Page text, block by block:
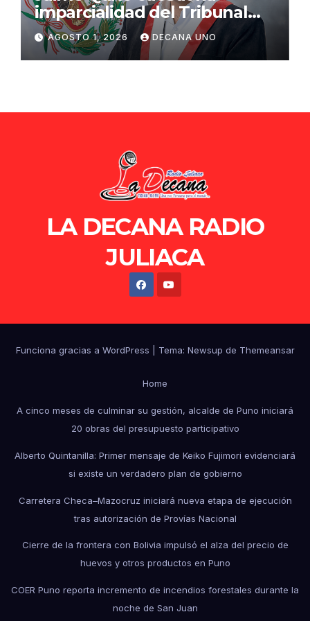
imparcialidad del Tribunal
Constitucional tras liberación
de Ollanta Humala
AGOSTO 1, 2026 DECANA UNO
LA DECANA RADIO
JULIACA
Funciona gracias a WordPress Tema: Newsup de Themeansar
Home
A cinco meses de culminar su gestión, alcalde de Puno iniciará
20 obras del presupuesto participativo
Alberto Quintanilla: Primer mensaje de Keiko Fujimori evidenciará
si existe un verdadero plan de gobierno
Carretera Checa–Mazocruz iniciará nueva etapa de ejecución
tras autorización de Provías Nacional
Cierre de la frontera con Bolivia impulsó el alza del precio de
huevos y otros productos en Puno
COER Puno reporta incremento de incendios forestales durante la
noche de San Juan